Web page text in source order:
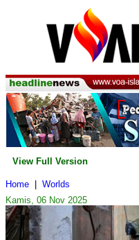
View Full Version
Home
Worlds
Kamis, 06 Nov 2025